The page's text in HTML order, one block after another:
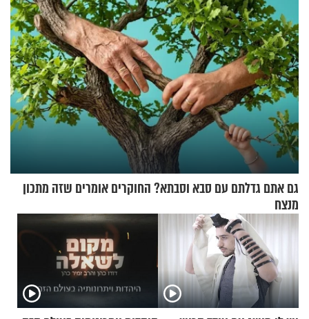
גם אתם גדלתם עם סבא וסבתא? החוקרים אומרים שזה מתכון
מנצח